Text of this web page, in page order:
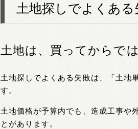
土地探しでよくある
土地は、買ってからで
土地探しでよくある失敗は、「土地
す。
土地価格が予算内でも、造成工事や
とがあります。